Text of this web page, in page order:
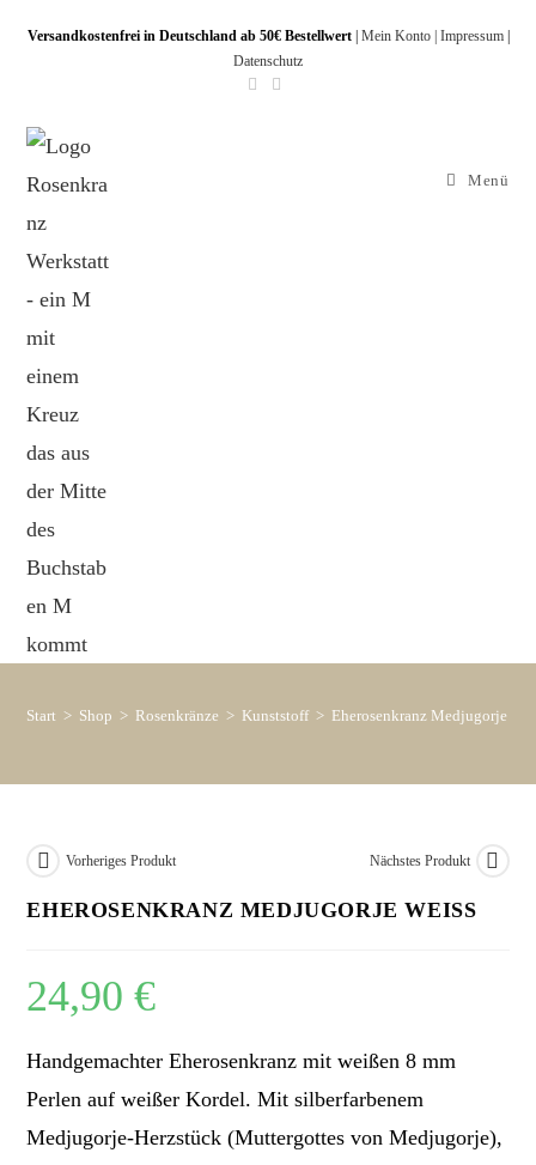
Versandkostenfrei in Deutschland ab 50€ Bestellwert| Mein Konto | Impressum
Datenschutz
Menü
Start > Shop > Rosenkränze > Kunststoff > Eherosenkranz Medjugorje
Vorheriges Produkt Nächstes Produkt
EHEROSENKRANZ MEDJUGORJE WEISS
24,90€
Handgemachter Eherosenkranz mit weißen 8 mm
Perlen auf weißer Kordel. Mit silberfarbenem
Medjugorje-Herzstück (Muttergottes von Medjugorje),